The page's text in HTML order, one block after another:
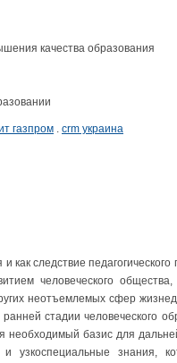
качества образования
газпром . crm украина
следствие
человеческого
неотъемлемых сфер
стадии человеческого
необходимый базис для
узкоспециальные знания,